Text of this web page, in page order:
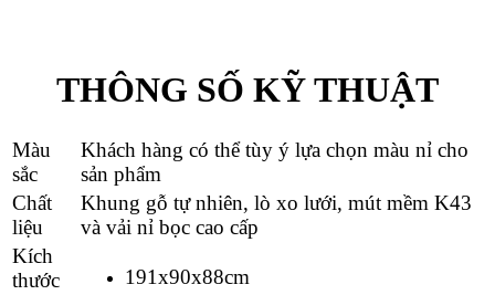
THÔNG SỐ KỸ THUẬT
Màu
sắc
Khách hàng có thể tùy ý lựa chọn màu nỉ cho
sản phẩm
Chất
liệu
Khung gỗ tự nhiên, lò xo lưới, mút mềm K43
và vải nỉ bọc cao cấp
Kích
thước
191x90x88cm